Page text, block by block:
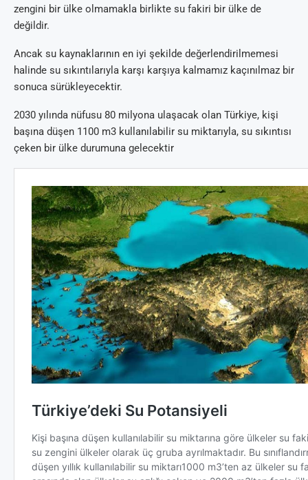
zengini bir ülke olmamakla birlikte su fakiri bir ülke de
değildir.
Ancak su kaynaklarının en iyi şekilde değerlendirilmemesi
halinde su sıkıntılarıyla karşı karşıya kalmamız kaçınılmaz bir
sonuca sürükleyecektir.
2030 yılında nüfusu 80 milyona ulaşacak olan Türkiye, kişi
başına düşen 1100 m3 kullanılabilir su miktarıyla, su sıkıntısı
çeken bir ülke durumuna gelecektir